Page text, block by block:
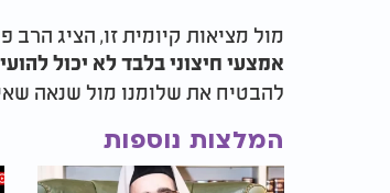
מול מציאות קיומית זו, הציג
אמצעי חיצוני בלבד לא יכול
להבטיח את שלומנו מול שנאה
המלצות נוספות